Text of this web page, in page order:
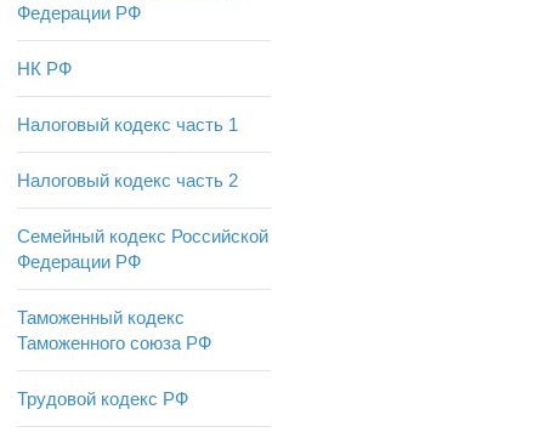
Федерации РФ
НК РФ
Налоговый кодекс часть 1
Налоговый кодекс часть 2
Семейный кодекс Российской
Федерации РФ
Таможенный кодекс
Таможенного союза РФ
Трудовой кодекс РФ